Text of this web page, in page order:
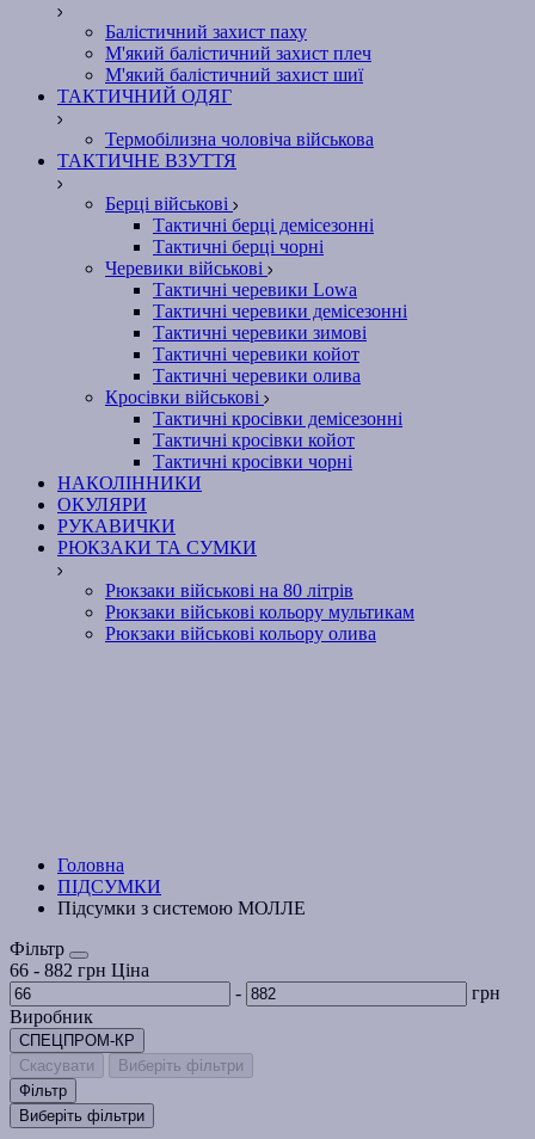
Балістичний захист паху
М'який балістичний захист плеч
М'який балістичний захист шиї
ТАКТИЧНИЙ ОДЯГ
Термобілизна чоловіча військова
ТАКТИЧНЕ ВЗУТТЯ
Берці військові
Тактичні берці демісезонні
Тактичні берці чорні
Черевики військові
Тактичні черевики Lowa
Тактичні черевики демісезонні
Тактичні черевики зимові
Тактичні черевики койот
Тактичні черевики олива
Кросівки військові
Тактичні кросівки демісезонні
Тактичні кросівки койот
Тактичні кросівки чорні
НАКОЛІННИКИ
ОКУЛЯРИ
РУКАВИЧКИ
РЮКЗАКИ ТА СУМКИ
Рюкзаки військові на 80 літрів
Рюкзаки військові кольору мультикам
Рюкзаки військові кольору олива
Головна
ПІДСУМКИ
Підсумки з системою МОЛЛЕ
Фільтр
66 - 882 грн Ціна
-
грн
Виробник
СПЕЦПРОМ-КР
Скасувати
Виберіть фільтри
Фільтр
Виберіть фільтри